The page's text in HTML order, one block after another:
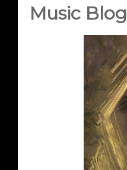
Music Blog